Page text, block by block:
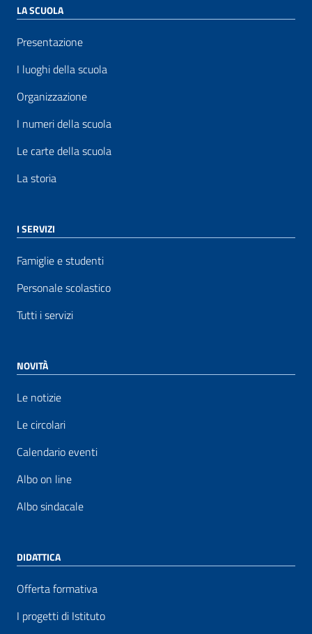
LA SCUOLA
Presentazione
I luoghi della scuola
Organizzazione
I numeri della scuola
Le carte della scuola
La storia
I SERVIZI
Famiglie e studenti
Personale scolastico
Tutti i servizi
NOVITÀ
Le notizie
Le circolari
Calendario eventi
Albo on line
Albo sindacale
DIDATTICA
Offerta formativa
I progetti di Istituto